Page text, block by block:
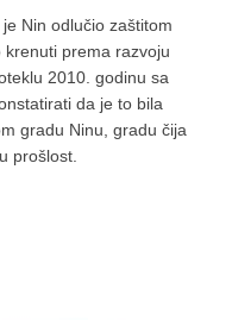
Nin odlučio zaštitom
prema razvoju
2010. godinu sa
da je to bila
gradu Ninu, gradu čija
prošlost.